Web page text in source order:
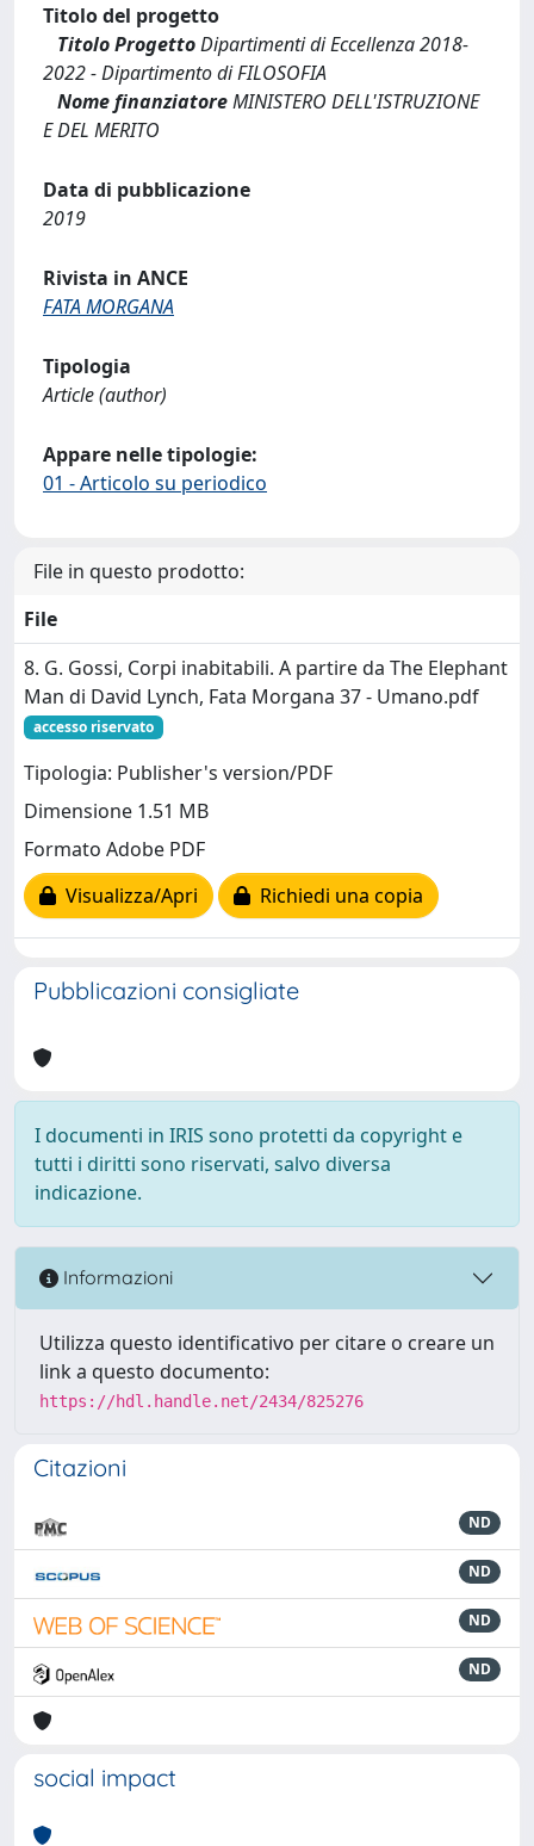
Titolo del progetto
Titolo ProgettoDipartimenti di Eccellenza 2018-
2022 - Dipartimento di FILOSOFIA
Nome finanziatoreMINISTERO DELL'ISTRUZIONE
E DEL MERITO
Data di pubblicazione
2019
Rivista in ANCE
FATA MORGANA
Tipologia
Article (author)
Appare nelle tipologie:
01 - Articolo su periodico
File in questo prodotto:
File
8. G. Gossi, Corpi inabitabili. A partire da The Elephant
Man di David Lynch, Fata Morgana 37 - Umano.pdf
accesso riservato
Tipologia: Publisher's version/PDF
Dimensione 1.51 MB
Formato Adobe PDF
Visualizza/Apri
Richiedi una copia
Pubblicazioni consigliate
I documenti in IRIS sono protetti da copyright e
tutti i diritti sono riservati, salvo diversa
indicazione.
Informazioni
Utilizza questo identificativo per citare o creare un
link a questo documento:
https://hdl.handle.net/2434/825276
Citazioni
ND
ND
ND
ND
social impact